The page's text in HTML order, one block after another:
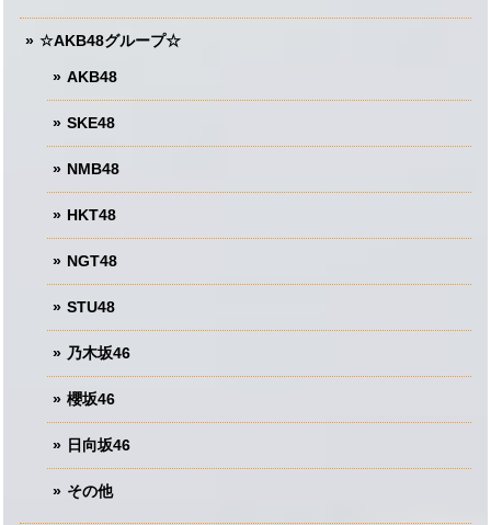
☆AKB48グループ☆
AKB48
SKE48
NMB48
HKT48
NGT48
STU48
乃木坂46
櫻坂46
日向坂46
その他